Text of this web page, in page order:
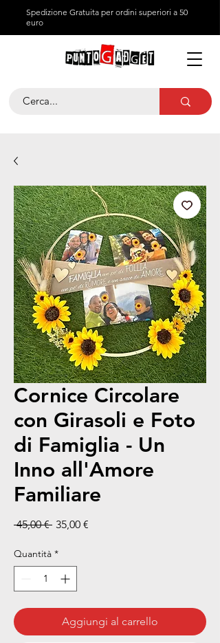
Spedizione Gratuita per ordini superiori a 50
euro
Cornice Circolare
con Girasoli e Foto
di Famiglia - Un
Inno all'Amore
Familiare
45,00 € Prezzo regolare
35,00 €
Quantità *
Aggiungi al carrello